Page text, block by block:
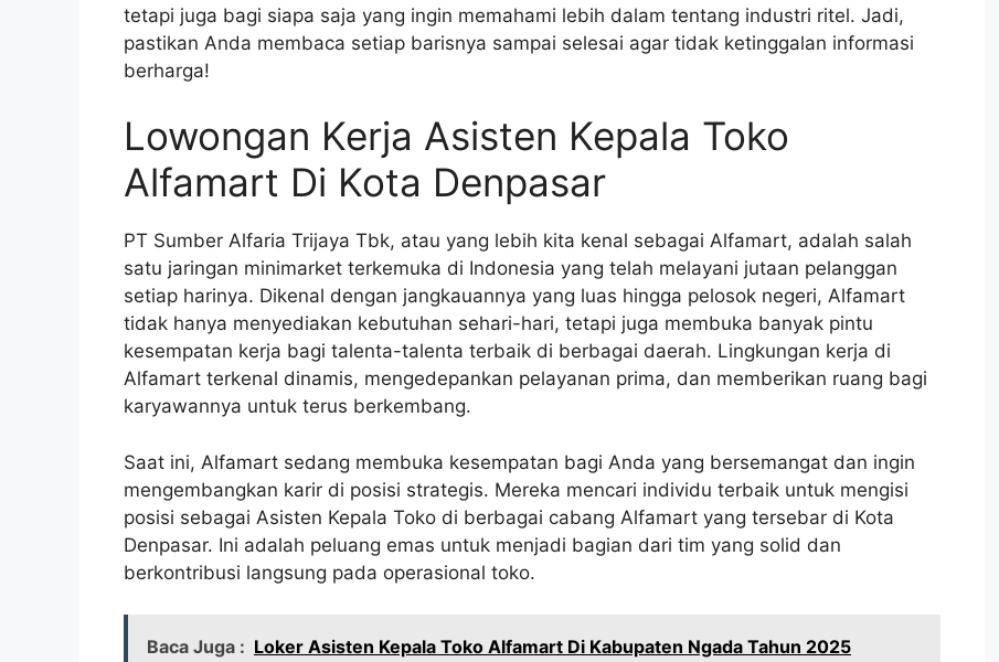
tetapi juga bagi siapa saja yang ingin memahami lebih dalam tentang industri ritel. Jadi,
pastikan Anda membaca setiap barisnya sampai selesai agar tidak ketinggalan informasi
berharga!
Lowongan Kerja Asisten Kepala Toko
Alfamart Di Kota Denpasar
PT Sumber Alfaria Trijaya Tbk, atau yang lebih kita kenal sebagai Alfamart, adalah salah
satu jaringan minimarket terkemuka di Indonesia yang telah melayani jutaan pelanggan
setiap harinya. Dikenal dengan jangkauannya yang luas hingga pelosok negeri, Alfamart
tidak hanya menyediakan kebutuhan sehari-hari, tetapi juga membuka banyak pintu
kesempatan kerja bagi talenta-talenta terbaik di berbagai daerah. Lingkungan kerja di
Alfamart terkenal dinamis, mengedepankan pelayanan prima, dan memberikan ruang bagi
karyawannya untuk terus berkembang.
Saat ini, Alfamart sedang membuka kesempatan bagi Anda yang bersemangat dan ingin
mengembangkan karir di posisi strategis. Mereka mencari individu terbaik untuk mengisi
posisi sebagai Asisten Kepala Toko di berbagai cabang Alfamart yang tersebar di Kota
Denpasar. Ini adalah peluang emas untuk menjadi bagian dari tim yang solid dan
berkontribusi langsung pada operasional toko.
Baca Juga : Loker Asisten Kepala Toko Alfamart Di Kabupaten Ngada Tahun 2025